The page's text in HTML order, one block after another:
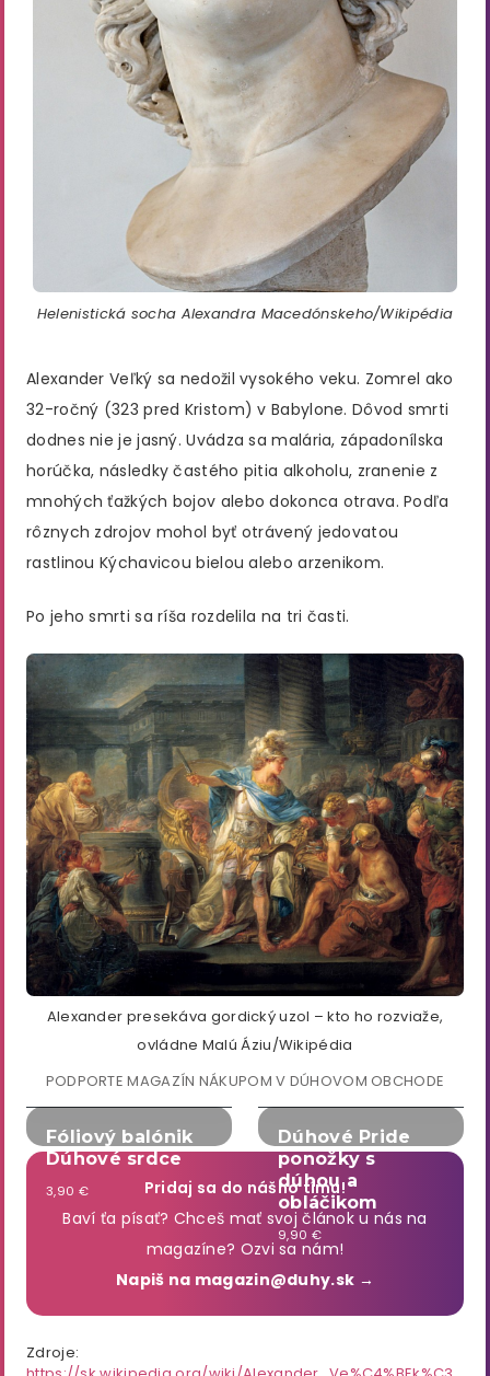
Helenistická socha Alexandra Macedónskeho/Wikipédia
Alexander Veľký sa nedožil vysokého veku. Zomrel ako
32-ročný (323 pred Kristom) v Babylone. Dôvod smrti
dodnes nie je jasný. Uvádza sa malária, západonílska
horúčka, následky častého pitia alkoholu, zranenie z
mnohých ťažkých bojov alebo dokonca otrava. Podľa
rôznych zdrojov mohol byť otrávený jedovatou
rastlinou Kýchavicou bielou alebo arzenikom.
Po jeho smrti sa ríša rozdelila na tri časti.
Alexander presekáva gordický uzol – kto ho rozviaže,
ovládne Malú Áziu/Wikipédia
PODPORTE MAGAZÍN NÁKUPOM V DÚHOVOM OBCHODE
Fóliový balónik
Dúhové srdce
3,90 €
Dúhové Pride
ponožky s
dúhou a
obláčikom
9,90 €
Pridaj sa do nášho tímu!
Baví ťa písať? Chceš mať svoj článok u nás na
magazíne? Ozvi sa nám!
Napiš na magazin@duhy.sk →
Zdroje: